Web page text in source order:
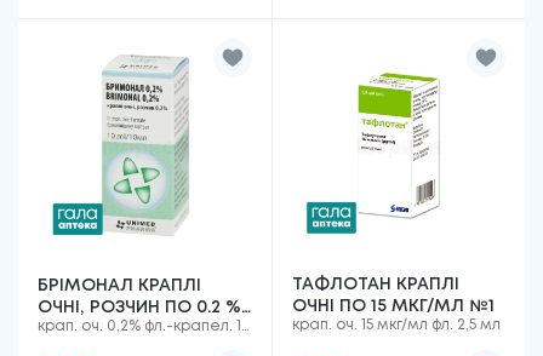
БРІМОНАЛ КРАПЛІ
ОЧНІ, РОЗЧИН ПО 0.2 %
№1
крап. оч. 0,2% фл.-крапел. 10
ТАФЛОТАН КРАПЛІ
ОЧНІ ПО 15 МКГ/МЛ №1
крап. оч. 15 мкг/мл фл. 2,5 мл